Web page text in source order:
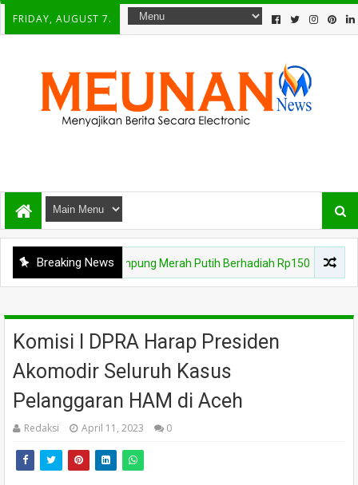
FRIDAY, AUGUST 7.
Breaking News
Gebyar Kampung Merah Putih Berhadiah Rp150 Juta, Kodim 0102/
Komisi I DPRA Harap Presiden
Akomodir Seluruh Kasus
Pelanggaran HAM di Aceh
Redaksi April 11, 2023 0